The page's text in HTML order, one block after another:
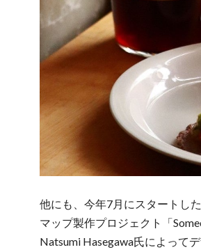
他にも、今年7月にスタートし
マップ製作プロジェクト「
Natsumi Hasegawa氏によって